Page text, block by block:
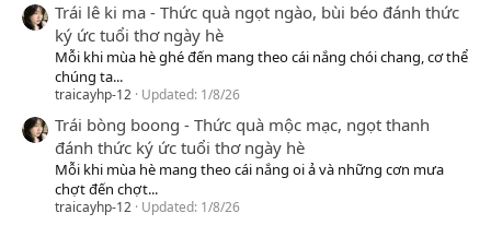
Trái lê ki ma - Thức quà ngọt ngào, bùi béo đánh thức
ký ức tuổi thơ ngày hè
Mỗi khi mùa hè ghé đến mang theo cái nắng chói chang, cơ thể
chúng ta...
traicayhp-12 Updated: 1/8/26
Trái bòng boong - Thức quà mộc mạc, ngọt thanh
đánh thức ký ức tuổi thơ ngày hè
Mỗi khi mùa hè mang theo cái nắng oi ả và những cơn mưa
chợt đến chợt...
traicayhp-12 Updated: 1/8/26